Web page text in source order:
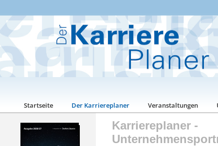
Startseite Der Karriereplaner Veranstaltungen
Karriereplaner -